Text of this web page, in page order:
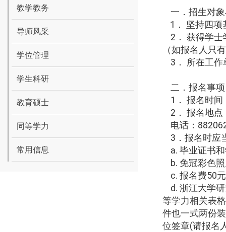
教学教务
导师风采
学位管理
学生科研
教育硕士
同等学力
常用信息
一．招生对
1 ．
坚持四项
2 ． 获得学士
（如报名人只
3 ． 所在工作
二．报名事项
1 ． 报名时间
2 ． 报名地点
电话：
3 ．报名时应
a. 毕业证书
b. 免冠彩色
c. 报名费50
d. 浙江大学
等学力相关表
件也一式两份
位签章(请报名